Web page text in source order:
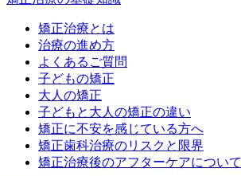
矯正治療とは
治療の進め方
よくあるご質問
子どもの矯正
大人の矯正
子どもと大人の矯正の違い
矯正に不安を感じている方へ
矯正歯科治療のリスクと限界
矯正治療後のアフターケアについて